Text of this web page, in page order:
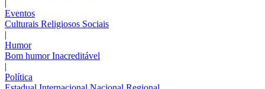
|
Eventos
Culturais Religiosos Sociais
|
Humor
Bom humorInacreditável
|
Política